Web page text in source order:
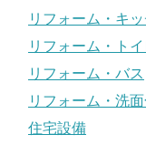
リフォーム・キ
リフォーム・トイ
リフォーム・バス
リフォーム・洗
住宅設備